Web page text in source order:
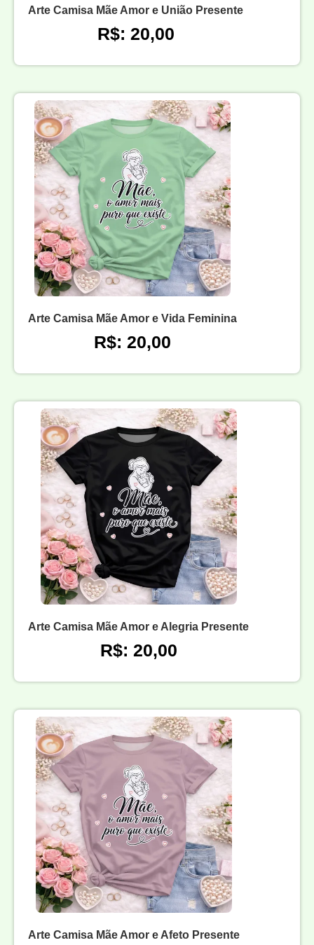
Arte Camisa Mãe Amor e União Presente
R$: 20,00
Arte Camisa Mãe Amor e Vida Feminina
R$: 20,00
Arte Camisa Mãe Amor e Alegria Presente
R$: 20,00
Arte Camisa Mãe Amor e Afeto Presente